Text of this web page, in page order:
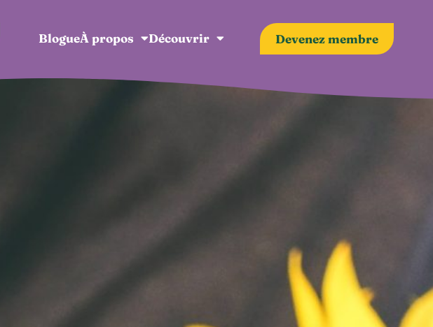
BlogueÀ propos Découvrir Devenez membre